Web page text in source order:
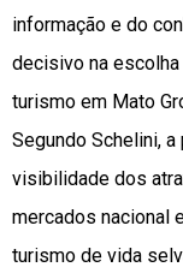
informação e do
decisivo na
turismo em Mato
Segundo Schelini,
visibilidade dos
mercados nacional
turismo de vida